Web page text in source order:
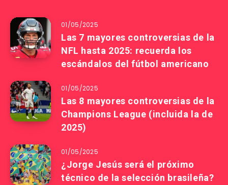
01/05/2025
Las 7 mayores controversias de la
NFL hasta 2025: recuerda los
escándalos del fútbol americano
01/05/2025
Las 8 mayores controversias de la
Champions League (incluida la de
2025)
01/05/2025
¿Jorge Jesús será el próximo
técnico de la selección brasileña?